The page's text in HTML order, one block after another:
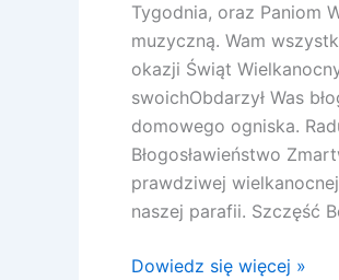
Tygodnia, oraz Paniom
muzyczną. Wam
okazji Świąt
swoichObdarzył Was
domowego ogniska.
Błogosławieństwo
prawdziwej
naszej parafii. Szczęść
Dowiedz się więcej »